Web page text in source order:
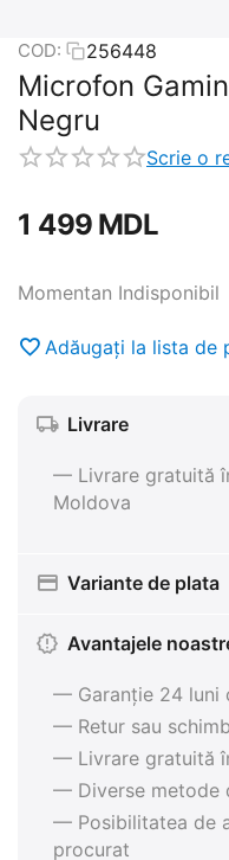
COD: 256448
Microfon
Negru
Scrie o
1 499 MDL
Momentan Indisponibil
Adăugați la lista de
Livrare
— Livrare gratuită
Moldova
Variante de plata
Avantajele
— Garanție 24 luni
— Retur sau
— Livrare gratuită
— Diverse metode
— Posibilitatea de
procurat